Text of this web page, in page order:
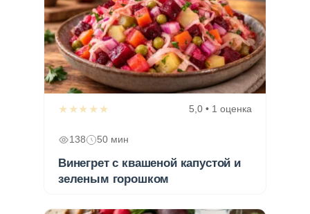
★★★★★ 5,0 • 1 оценка
138 50 мин
Винегрет с квашеной капустой и
зеленым горошком